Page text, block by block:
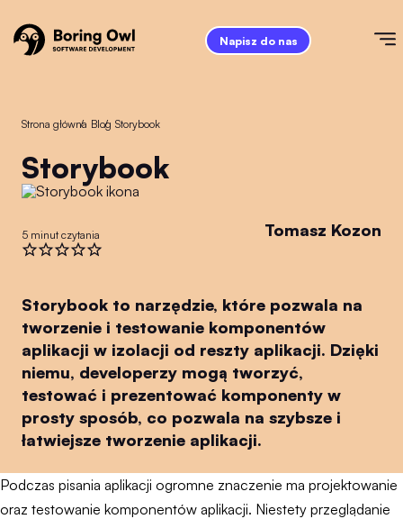
Napisz do nas
Strona główna
/ Blog
/ Storybook
Storybook
5 minut czytania Tomasz Kozon
Storybook to narzędzie, które pozwala na
tworzenie i testowanie komponentów
aplikacji w izolacji od reszty aplikacji. Dzięki
niemu, developerzy mogą tworzyć,
testować i prezentować komponenty w
prosty sposób, co pozwala na szybsze i
łatwiejsze tworzenie aplikacji.
Podczas pisania aplikacji ogromne znaczenie ma projektowanie
oraz testowanie komponentów aplikacji. Niestety przeglądanie